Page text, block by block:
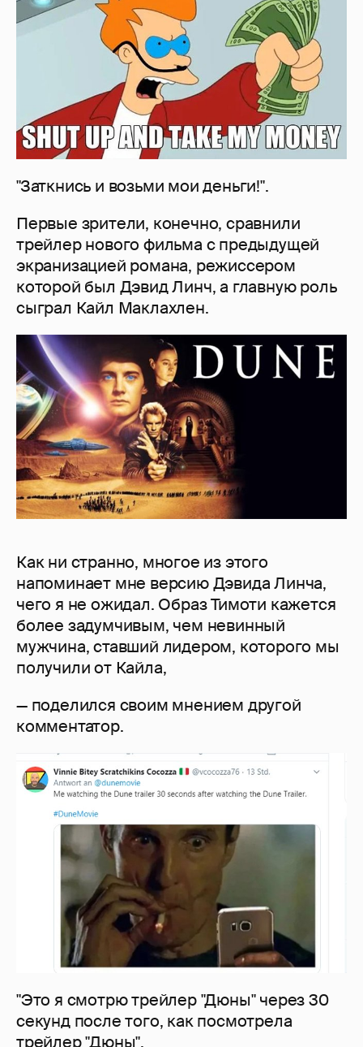
"Заткнись и возьми мои деньги!".
Первые зрители, конечно, сравнили
трейлер нового фильма с предыдущей
экранизацией романа, режиссером
которой был Дэвид Линч, а главную роль
сыграл Кайл Маклахлен.
Как ни странно, многое из этого
напоминает мне версию Дэвида Линча,
чего я не ожидал. Образ Тимоти кажется
более задумчивым, чем невинный
мужчина, ставший лидером, которого мы
получили от Кайла,
— поделился своим мнением другой
комментатор.
"Это я смотрю трейлер "Дюны" через 30
секунд после того, как посмотрела
трейлер "Дюны".